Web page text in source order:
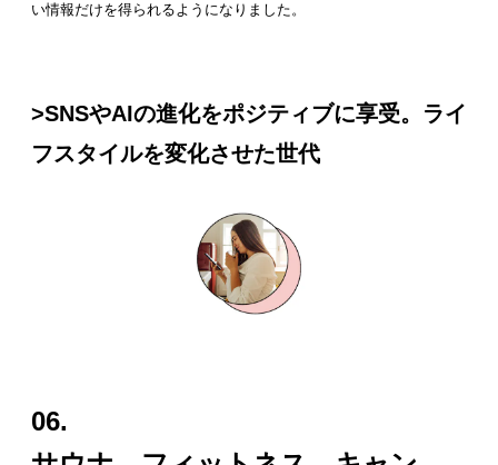
い情報だけを得られるようになりました。
>SNSやAIの進化をポジティブに享受。ライ
フスタイルを変化させた世代
06.